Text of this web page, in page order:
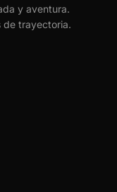
y aventura.
de trayectoria.